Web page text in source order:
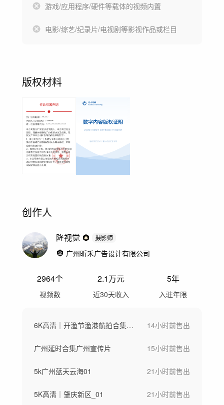
游戏/应用程序/硬件等载体的视频内置
电影/综艺/纪录片/电视剧等影视作品或栏目
版权材料
创作人
隆视觉 摄影师
广州昕禾广告设计有限公司
2964个
视频数
2.1万元
近30天收入
5年
入驻年限
6K高清｜开渔节渔港航拍合集_01 14小时前售出
广州延时合集广州宣传片 15小时前售出
5k广州蓝天云海01 21小时前售出
5K高清｜肇庆新区_01 21小时前售出